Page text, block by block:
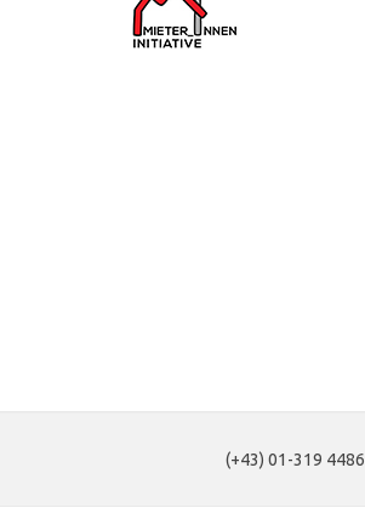
(+43) 01-319 4486